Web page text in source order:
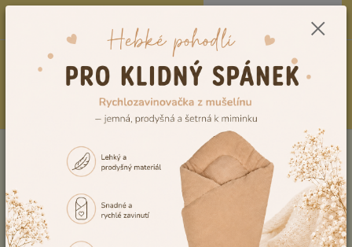
0,00 Kč
Dětské deky do kočárku i postýlky – pro miminka i větší děti
Dětské
deky se jménem
Dětská deka se jménem a datem narození Dětský svět
Dětská deka se jménem a datem
narození Dětský svět DVOJITÁ 02